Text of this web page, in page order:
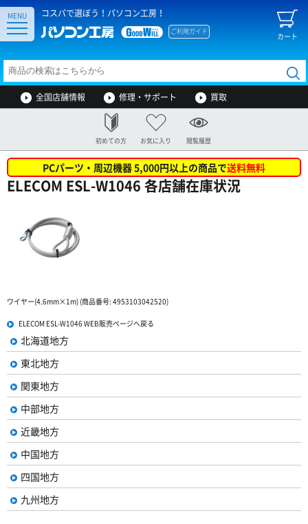
コスパで選ぼう！パソコン工房！
カート
ご利用ガイド
MENU
全国店舗情報 修理・サポート 買取
初めての方 お気に入り 閲覧履歴
PCパーツ・周辺機器 5,000円以上の商品で送料無料
ELECOM ESL-W1046 各店舗在庫状況
ワイヤー(4.6mm×1m) (商品番号: 4953103042520)
ELECOM ESL-W1046 WEB販売ページへ戻る
北海道地方
東北地方
関東地方
中部地方
近畿地方
中国地方
四国地方
九州地方